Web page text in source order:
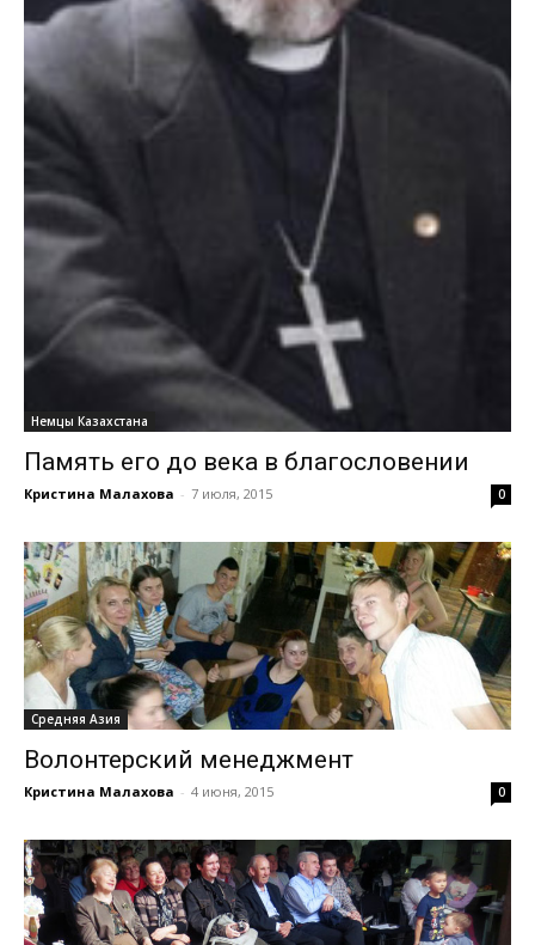
Немцы Казахстана
Память его до века в благословении
Кристина Малахова - 7 июля, 2015 0
Средняя Азия
Волонтерский менеджмент
Кристина Малахова - 4 июня, 2015 0